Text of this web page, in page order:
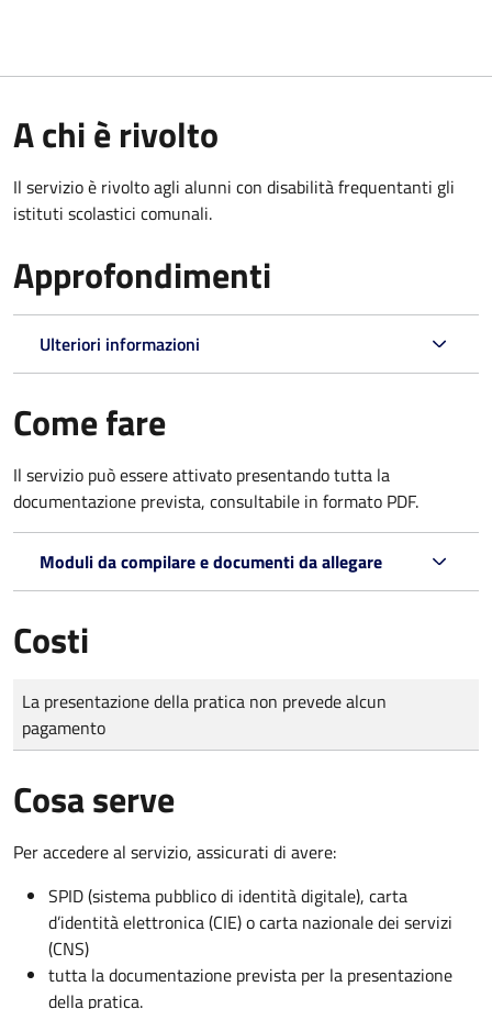
A chi è rivolto
Il servizio è rivolto agli alunni con disabilità frequentanti gli
istituti scolastici comunali.
Approfondimenti
Ulteriori informazioni
Come fare
Il servizio può essere attivato presentando tutta la
documentazione prevista, consultabile in formato PDF.
Moduli da compilare e documenti da allegare
Costi
Tipo di pagamento
Importo
La presentazione della pratica non prevede alcun
pagamento
Cosa serve
Per accedere al servizio, assicurati di avere:
SPID (sistema pubblico di identità digitale), carta
d’identità elettronica (CIE) o carta nazionale dei servizi
(CNS)
tutta la documentazione prevista per la presentazione
della pratica.